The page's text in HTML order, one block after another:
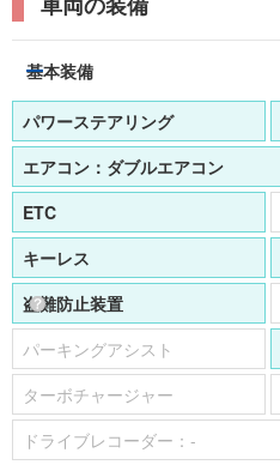
基本装備
パワーステアリング
エアコン： ダブルエアコン
ETC
キーレス
盗難防止装置
パーキングアシスト
ターボチャージャー
ドライブレコーダー： -